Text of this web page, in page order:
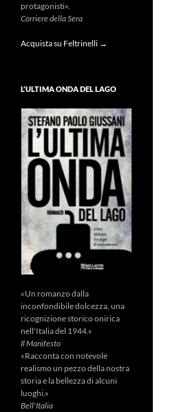
protagonisti».
Corriere della Sera
Acquista su Feltrinelli →
L’ULTIMA ONDA DEL LAGO
«Un romanzo dalla
inconfondibile dolcezza, una
ricognizione storico onirica
nell'Italia del 1944.»
Il Manifesto
«Racconta con notevole
realismo un pezzo della nostra
storia e la bellezza di alcuni
luoghi.»
Bell'Italia